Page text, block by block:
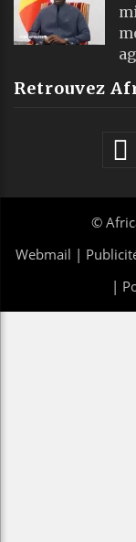
Retrouvez
©
Webmail |
|